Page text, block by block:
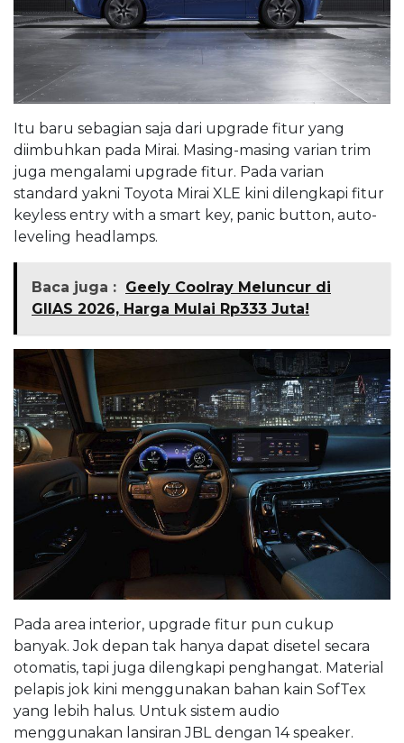
Itu baru sebagian saja dari upgrade fitur yang
diimbuhkan pada Mirai. Masing-masing varian trim
juga mengalami upgrade fitur. Pada varian
standard yakni Toyota Mirai XLE kini dilengkapi fitur
keyless entry with a smart key, panic button, auto-
leveling headlamps.
Baca juga : Geely Coolray Meluncur di
GIIAS 2026, Harga Mulai Rp333 Juta!
Pada area interior, upgrade fitur pun cukup
banyak. Jok depan tak hanya dapat disetel secara
otomatis, tapi juga dilengkapi penghangat. Material
pelapis jok kini menggunakan bahan kain SofTex
yang lebih halus. Untuk sistem audio
menggunakan lansiran JBL dengan 14 speaker.